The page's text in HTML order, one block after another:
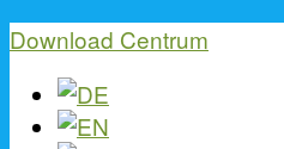
Download Centrum